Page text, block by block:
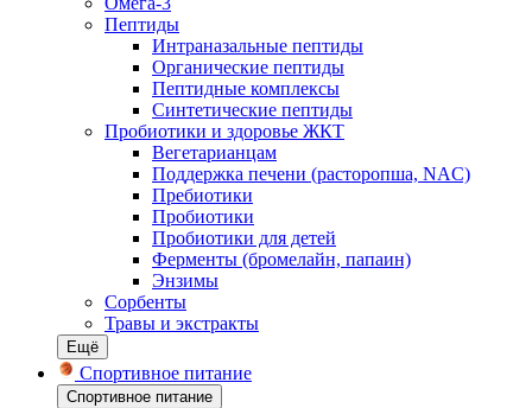
Пептиды
Интраназальные пептиды
Органические пептиды
Пептидные комплексы
Синтетические пептиды
Пробиотики и здоровье ЖКТ
Вегетарианцам
Поддержка печени (расторопша, NAC)
Пребиотики
Пробиотики
Пробиотики для детей
Ферменты (бромелайн, папаин)
Энзимы
Сорбенты
Травы и экстракты
Ещё
Спортивное питание
Спортивное питание